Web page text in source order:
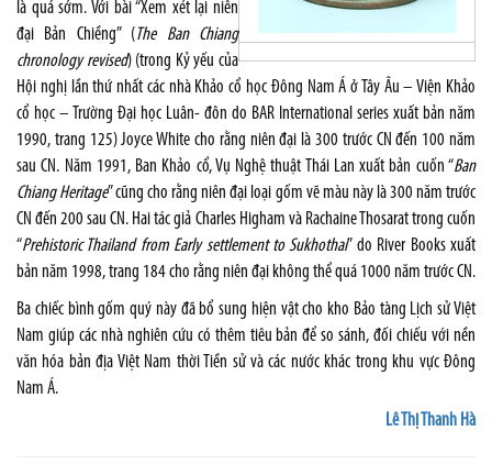
là quá sớm. Với bài “Xem xét lại niên
đại Bản Chiềng” (The Ban Chiang
chronology revised) (trong Kỷ yếu của
Hội nghị lần thứ nhất các nhà Khảo cổ học Đông Nam Á ở Tây Âu – Viện Khảo
cổ học – Trường Đại học Luân- đôn do BAR International series xuất bản năm
1990, trang 125) Joyce White cho rằng niên đại là 300 trước CN đến 100 năm
sau CN. Năm 1991, Ban Khảo cổ, Vụ Nghệ thuật Thái Lan xuất bản cuốn “Ban
Chiang Heritage” cũng cho rằng niên đại loại gốm vẽ màu này là 300 năm trước
CN đến 200 sau CN. Hai tác giả Charles Higham và Rachaine Thosarat trong cuốn
“Prehistoric Thailand from Early settlement to Sukhothai” do River Books xuất
bản năm 1998, trang 184 cho rằng niên đại không thể quá 1000 năm trước CN.
Ba chiếc bình gốm quý này đã bổ sung hiện vật cho kho Bảo tàng Lịch sử Việt
Nam giúp các nhà nghiên cứu có thêm tiêu bản để so sánh, đối chiếu với nền
văn hóa bản địa Việt Nam thời Tiền sử và các nước khác trong khu vực Đông
Nam Á.
Lê Thị Thanh Hà